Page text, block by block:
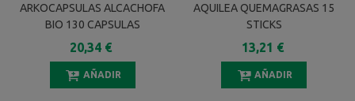
ARKOCAPSULAS ALCACHOFA
BIO 130 CAPSULAS
20,34 €
AÑADIR
AQUILEA QUEMAGRASAS 15
STICKS
13,21 €
AÑADIR